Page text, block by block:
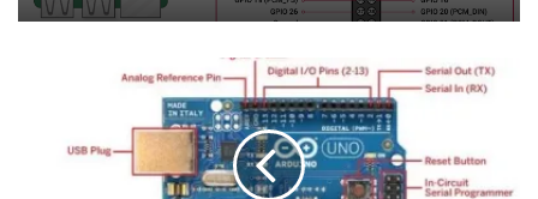
Kenali Pinout GPIO Raspberry Pi dalam 5
Menit: Input, Output, PWM, I2C, SPI!
Elektronik